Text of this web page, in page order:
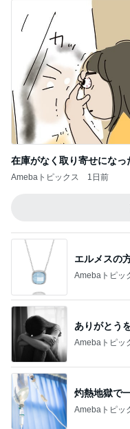
在庫がなく取り寄せになっ
Amebaトピックス 1日前
エルメスの
Amebaトピッ
ありがとう
Amebaトピッ
灼熱地獄で
Amebaトピッ